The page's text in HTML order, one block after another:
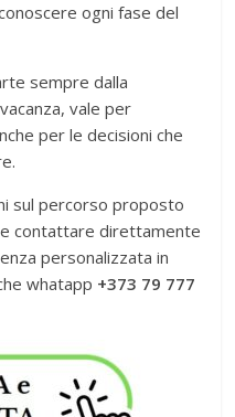
ogni fase del
sempre dalla
vale per
per le decisioni che
sul percorso proposto
contattare direttamente
personalizzata in
whatapp +373 79 777